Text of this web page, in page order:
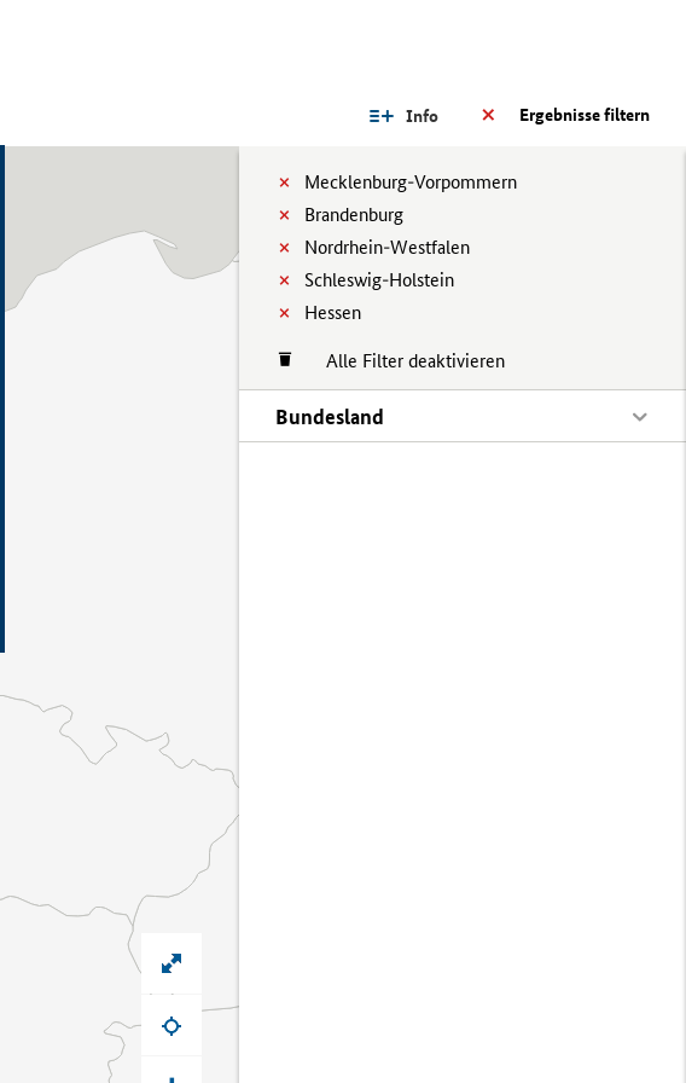
Ergebnisse filtern
Info
Mecklenburg-Vorpommern
Brandenburg
Nordrhein-Westfalen
Schleswig-Holstein
Hessen
Alle Filter deaktivieren
Bundesland